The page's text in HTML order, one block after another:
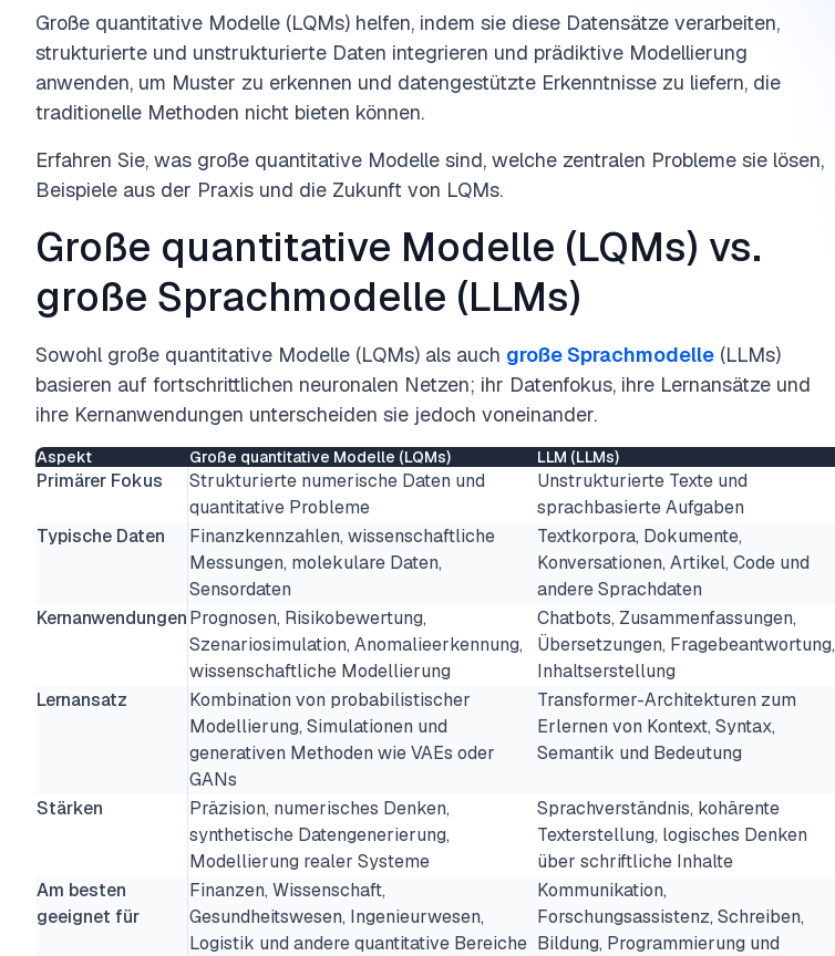
Große quantitative Modelle (LQMs) helfen, indem sie diese Datensätze verarbeiten,
strukturierte und unstrukturierte Daten integrieren und prädiktive Modellierung
anwenden, um Muster zu erkennen und datengestützte Erkenntnisse zu liefern, die
traditionelle Methoden nicht bieten können.
Erfahren Sie, was große quantitative Modelle sind, welche zentralen Probleme sie lösen,
Beispiele aus der Praxis und die Zukunft von LQMs.
Große quantitative Modelle (LQMs) vs.
große Sprachmodelle (LLMs)
Sowohl große quantitative Modelle (LQMs) als auch große Sprachmodelle (LLMs)
basieren auf fortschrittlichen neuronalen Netzen; ihr Datenfokus, ihre Lernansätze und
ihre Kernanwendungen unterscheiden sie jedoch voneinander.
Aspekt Große quantitative Modelle (LQMs) LLM (LLMs)
Primärer Fokus
Strukturierte numerische Daten und
quantitative Probleme
Unstrukturierte Texte und
sprachbasierte Aufgaben
Typische Daten
Finanzkennzahlen, wissenschaftliche
Messungen, molekulare Daten,
Sensordaten
Textkorpora, Dokumente,
Konversationen, Artikel, Code und
andere Sprachdaten
KernanwendungenPrognosen, Risikobewertung,
Szenariosimulation, Anomalieerkennung,
wissenschaftliche Modellierung
Chatbots, Zusammenfassungen,
Übersetzungen, Fragebeantwortung,
Inhaltserstellung
Lernansatz
Kombination von probabilistischer
Modellierung, Simulationen und
generativen Methoden wie VAEs oder
GANs
Transformer-Architekturen zum
Erlernen von Kontext, Syntax,
Semantik und Bedeutung
Stärken
Präzision, numerisches Denken,
synthetische Datengenerierung,
Modellierung realer Systeme
Sprachverständnis, kohärente
Texterstellung, logisches Denken
über schriftliche Inhalte
Am besten
geeignet für
Finanzen, Wissenschaft,
Gesundheitswesen, Ingenieurwesen,
Logistik und andere quantitative Bereiche
Kommunikation,
Forschungsassistenz, Schreiben,
Bildung, Programmierung und